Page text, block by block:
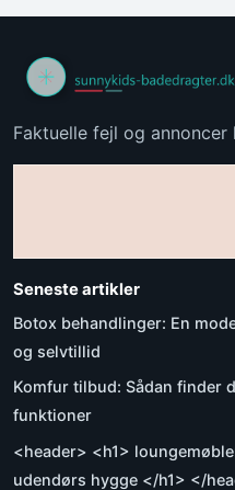
Faktuelle fejl og annoncer
Seneste artikler
Botox behandlinger: En
og selvtillid
Komfur tilbud: Sådan finder
funktioner
<header> <h1>
udendørs hygge </h1> </